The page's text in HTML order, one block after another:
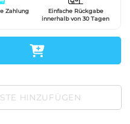
Zahlung
Einfache Rückgabe
innerhalb von 30 Tagen
HINZUFÜGEN